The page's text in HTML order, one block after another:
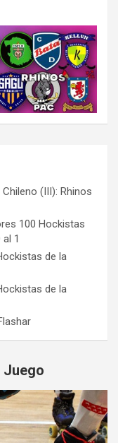
(III): Rhinos
100 Hockistas
1
de la
de la
Juego